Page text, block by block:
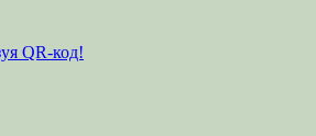
QR-код!